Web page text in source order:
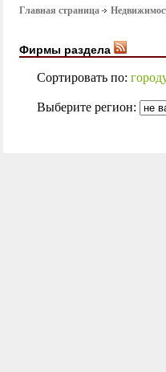
Главная страница
Фирмы раздела
Сортировать по:
Выберите регион: